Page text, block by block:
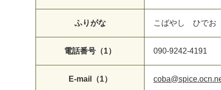
ふりがな こばやし ひでお
電話番号（1） 090-9242-4191
E-mail（1）